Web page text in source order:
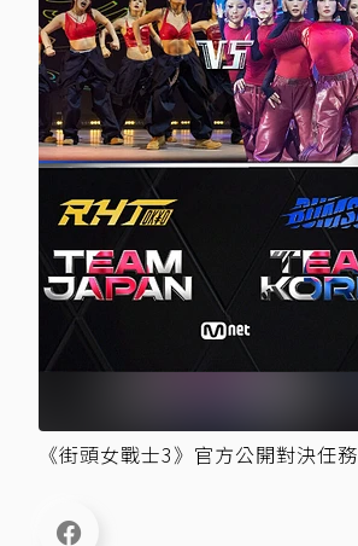
《街頭女戰士3》官方公開對決任